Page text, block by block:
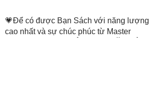
💗Để có được Bạn Sách với năng lượng
cao nhất và sự chúc phúc từ Master